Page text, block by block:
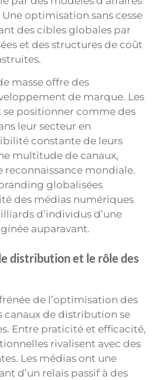
optimisation sans cesse
des cibles globales par
et des structures de coût
masse offre des
de marque. Les
positionner comme des
leur secteur en
constante de leurs
multitude de canaux,
reconnaissance mondiale.
globalisées
des médias numériques
d’individus d’une
auparavant.
distribution et le rôle des
de l’optimisation des
canaux de distribution se
Entre praticité et efficacité,
rivalisent avec des
Les médias ont une
d’un relais passif à des